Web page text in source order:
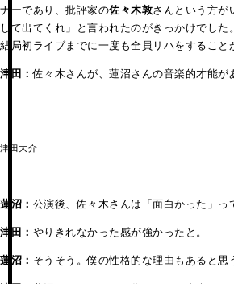
ナーであり、批評家の佐々木敦さんという方が
して出てくれ」と言われたのがきっかけでし
結局初ライブまでに一度も全員リハをするこ
津田：佐々木さんが、蓮沼さんの音楽的才能
津田大介
蓮沼： 公演後、佐々木さんは「面白かった」っ
津田： やりきれなかった感が強かったと。
蓮沼： そうそう。僕の性格的な理由もあると